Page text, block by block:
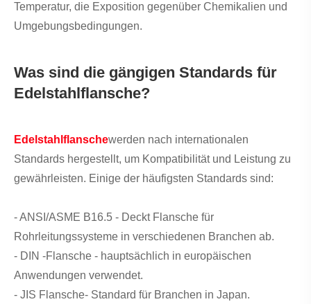
Temperatur, die Exposition gegenüber Chemikalien und
Umgebungsbedingungen.
Was sind die gängigen Standards für
Edelstahlflansche?
Edelstahlflanschewerden nach internationalen
Standards hergestellt, um Kompatibilität und Leistung zu
gewährleisten. Einige der häufigsten Standards sind:
- ANSI/ASME B16.5 - Deckt Flansche für
Rohrleitungssysteme in verschiedenen Branchen ab.
- DIN -Flansche - hauptsächlich in europäischen
Anwendungen verwendet.
- JIS Flansche- Standard für Branchen in Japan.